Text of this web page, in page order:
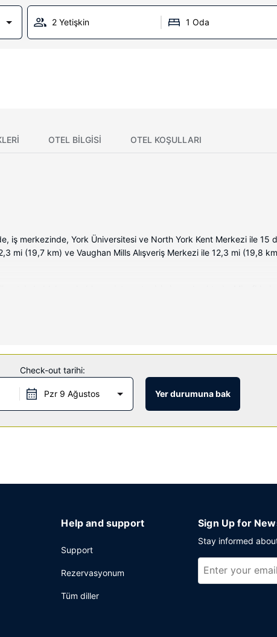
2 Yetişkin 1 Oda
OTEL BILGISI OTEL KOŞULLARI
iş merkezinde, York Üniversitesi ve North York Kent Merkezi ile 15
mi (19,7 km) ve Vaughan Mills Alışveriş Merkezi ile 12,3 mi (19,8
makinesi vardır. Misafirlerimize emanet kasası, masa ve telefon ile
misafirlere içecek servisi yapılan bar/oturma salonu ile dikkat
Check-out tarihi:
Pzr 9 Ağustos Yer durumuna bak
Help and support
Support
Rezervasyonum
Tüm diller
Sign Up for
Stay informed